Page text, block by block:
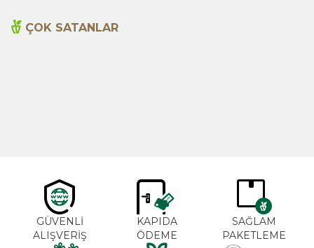
ÇOK SATANLAR
GÜVENLİ
ALIŞVERİŞ
KAPIDA
ÖDEME
SAĞLAM
PAKETLEME